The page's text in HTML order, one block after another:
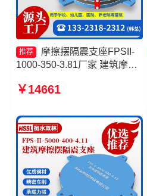
推荐
摩擦摆隔震支座FPSII-
1000-350-3.81厂家 建筑摩擦
支座 摩擦摆隔震支座FPSII-
￥14661